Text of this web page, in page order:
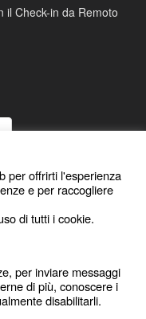
il Check-in da Remoto
- Powered by iMB
per offrirti l'esperienza
e per raccogliere
di tutti i cookie.
per inviare messaggi
di più, conoscere i
disabilitarli.
12